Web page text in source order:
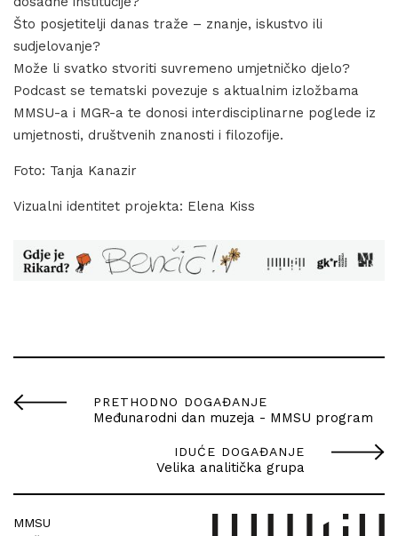
Što posjetitelji danas traže – znanje, iskustvo ili
sudjelovanje?
Može li svatko stvoriti suvremeno umjetničko djelo?
Podcast se tematski povezuje s aktualnim izložbama
MMSU-a i MGR-a te donosi interdisciplinarne poglede iz
umjetnosti, društvenih znanosti i filozofije.
Foto: Tanja Kanazir
Vizualni identitet projekta: Elena Kiss
PRETHODNO DOGAĐANJE
Međunarodni dan muzeja - MMSU program
IDUĆE DOGAĐANJE
Velika analitička grupa
MMSU